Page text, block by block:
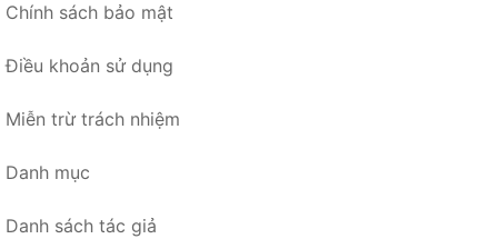
Chính sách bảo mật
Điều khoản sử dụng
Miễn trừ trách nhiệm
Danh mục
Danh sách tác giả